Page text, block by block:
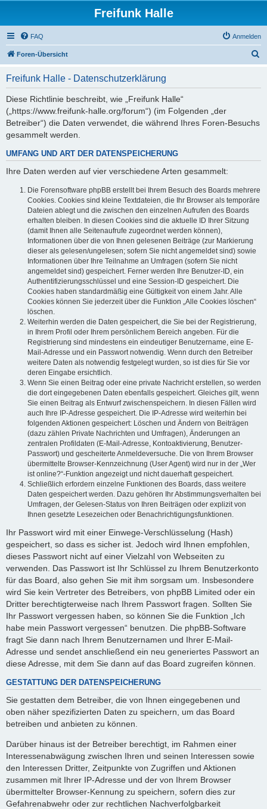
Freifunk Halle
FAQ Anmelden
Foren-Übersicht
Freifunk Halle - Datenschutzerklärung
Diese Richtlinie beschreibt, wie „Freifunk Halle“
(„https://www.freifunk-halle.org/forum“) (im Folgenden „der
Betreiber“) die Daten verwendet, die während Ihres Foren-Besuchs
gesammelt werden.
UMFANG UND ART DER DATENSPEICHERUNG
Ihre Daten werden auf vier verschiedene Arten gesammelt:
Die Forensoftware phpBB erstellt bei Ihrem Besuch des Boards mehrere
Cookies. Cookies sind kleine Textdateien, die Ihr Browser als temporäre
Dateien ablegt und die zwischen den einzelnen Aufrufen des Boards
erhalten bleiben. In diesen Cookies sind die aktuelle ID Ihrer Sitzung
(damit Ihnen alle Seitenaufrufe zugeordnet werden können),
Informationen über die von Ihnen gelesenen Beiträge (zur Markierung
dieser als gelesen/ungelesen; sofern Sie nicht angemeldet sind) sowie
Informationen über Ihre Teilnahme an Umfragen (sofern Sie nicht
angemeldet sind) gespeichert. Ferner werden Ihre Benutzer-ID, ein
Authentifizierungsschlüssel und eine Session-ID gespeichert. Die
Cookies haben standardmäßig eine Gültigkeit von einem Jahr. Alle
Cookies können Sie jederzeit über die Funktion „Alle Cookies löschen“
löschen.
Weiterhin werden die Daten gespeichert, die Sie bei der Registrierung,
in Ihrem Profil oder Ihrem persönlichem Bereich angeben. Für die
Registrierung sind mindestens ein eindeutiger Benutzername, eine E-
Mail-Adresse und ein Passwort notwendig. Wenn durch den Betreiber
weitere Daten als notwendig festgelegt wurden, so ist dies für Sie vor
deren Eingabe ersichtlich.
Wenn Sie einen Beitrag oder eine private Nachricht erstellen, so werden
die dort eingegebenen Daten ebenfalls gespeichert. Gleiches gilt, wenn
Sie einen Beitrag als Entwurf zwischenspeichern. In diesen Fällen wird
auch Ihre IP-Adresse gespeichert. Die IP-Adresse wird weiterhin bei
folgenden Aktionen gespeichert: Löschen und Ändern von Beiträgen
(dazu zählen Private Nachrichten und Umfragen), Änderungen an
zentralen Profildaten (E-Mail-Adresse, Kontoaktivierung, Benutzer-
Passwort) und gescheiterte Anmeldeversuche. Die von Ihrem Browser
übermittelte Browser-Kennzeichnung (User Agent) wird nur in der „Wer
ist online?“-Funktion angezeigt und nicht dauerhaft gespeichert.
Schließlich erfordern einzelne Funktionen des Boards, dass weitere
Daten gespeichert werden. Dazu gehören Ihr Abstimmungsverhalten bei
Umfragen, der Gelesen-Status von Ihren Beiträgen oder explizit von
Ihnen gesetzte Lesezeichen oder Benachrichtigungsfunktionen.
Ihr Passwort wird mit einer Einwege-Verschlüsselung (Hash)
gespeichert, so dass es sicher ist. Jedoch wird Ihnen empfohlen,
dieses Passwort nicht auf einer Vielzahl von Webseiten zu
verwenden. Das Passwort ist Ihr Schlüssel zu Ihrem Benutzerkonto
für das Board, also gehen Sie mit ihm sorgsam um. Insbesondere
wird Sie kein Vertreter des Betreibers, von phpBB Limited oder ein
Dritter berechtigterweise nach Ihrem Passwort fragen. Sollten Sie
Ihr Passwort vergessen haben, so können Sie die Funktion „Ich
habe mein Passwort vergessen“ benutzen. Die phpBB-Software
fragt Sie dann nach Ihrem Benutzernamen und Ihrer E-Mail-
Adresse und sendet anschließend ein neu generiertes Passwort an
diese Adresse, mit dem Sie dann auf das Board zugreifen können.
GESTATTUNG DER DATENSPEICHERUNG
Sie gestatten dem Betreiber, die von Ihnen eingegebenen und
oben näher spezifizierten Daten zu speichern, um das Board
betreiben und anbieten zu können.
Darüber hinaus ist der Betreiber berechtigt, im Rahmen einer
Interessenabwägung zwischen Ihren und seinen Interessen sowie
den Interessen Dritter, Zeitpunkte von Zugriffen und Aktionen
zusammen mit Ihrer IP-Adresse und der von Ihrem Browser
übermittelter Browser-Kennung zu speichern, sofern dies zur
Gefahrenabwehr oder zur rechtlichen Nachverfolgbarkeit